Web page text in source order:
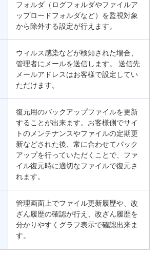
フォルダ（ログフォルダやファイルア
ップロードフォルダなど）を監視対象
から除外する設定が行えます。
ウィルス感染などが検知された場合、
管理者にメールを送信します。 送信先
メールアドレスはお客様で設定してい
ただけます。
復元用のバックアップファイルを更新
することが出来ます。お客様側でサイ
トのメンテナンスやファイルの定期更
新などされた後、常に合わせてバック
アップを行っていただくことで、ファ
イル復元時に適切なファイルで復元さ
れます。
管理画面上でファイル更新履歴や、改
ざん履歴の確認が行え、改ざん履歴を
分かりやすくグラフ表示で確認出来ま
す。